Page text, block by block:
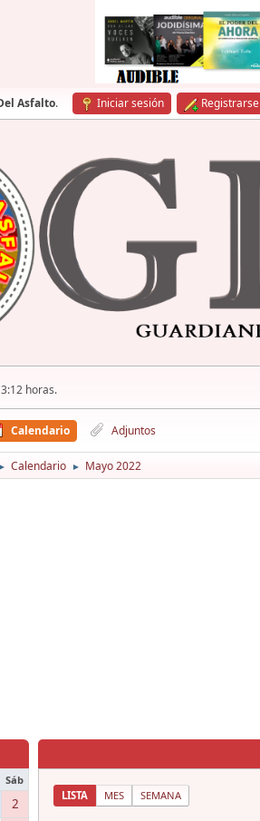
Asfalto. Iniciar sesión Registrarse
horas.
Calendario Adjuntos
► Calendario ► Mayo 2022
Sáb
2
LISTA MES SEMANA